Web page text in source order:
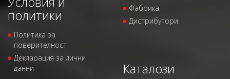
политики
Политика за
поверителност
Декларация за лични
данни
Фабрика
Дистрибутори
Каталози